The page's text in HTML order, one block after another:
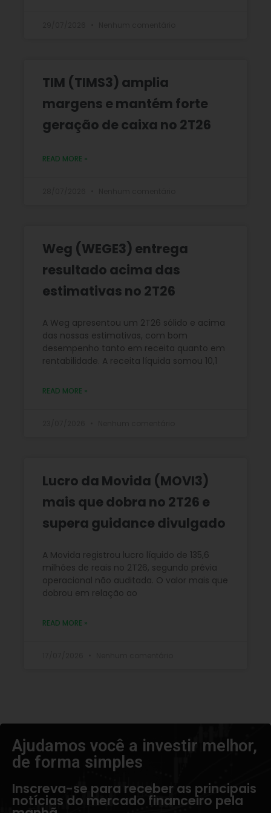
TIM (TIMS3) amplia
margens e mantém forte
geração de caixa no 2T26
READ MORE »
Weg (WEGE3) entrega
resultado acima das
estimativas no 2T26
A Weg apresentou um 2T26 sólido e acima
das nossas estimativas, com bom
desempenho tanto em receita quanto em
rentabilidade. A receita líquida somou 10,1
READ MORE »
Lucro da Movida (MOVI3)
mais que dobra no 2T26 e
supera guidance divulgado
A Movida registrou lucro líquido de 135,6
milhões de reais no 2T26, segundo prévia
operacional não auditada. O valor mais que
dobrou em relação ao
READ MORE »
Ajudamos você a investir melhor,
de forma simples​
Inscreva-se para receber as principais
notícias do mercado financeiro pela